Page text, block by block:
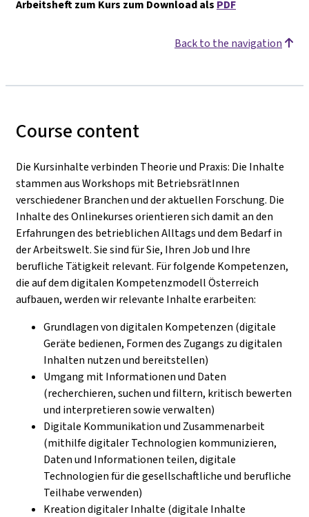
Arbeitsheft zum Kurs zum Download als PDF
Back to the navigation
Course content
Die Kursinhalte verbinden Theorie und Praxis: Die Inhalte
stammen aus Workshops mit BetriebsrätInnen
verschiedener Branchen und der aktuellen Forschung. Die
Inhalte des Onlinekurses orientieren sich damit an den
Erfahrungen des betrieblichen Alltags und dem Bedarf in
der Arbeitswelt. Sie sind für Sie, Ihren Job und Ihre
berufliche Tätigkeit relevant. Für folgende Kompetenzen,
die auf dem digitalen Kompetenzmodell Österreich
aufbauen, werden wir relevante Inhalte erarbeiten:
Grundlagen von digitalen Kompetenzen (digitale
Geräte bedienen, Formen des Zugangs zu digitalen
Inhalten nutzen und bereitstellen)
Umgang mit Informationen und Daten
(recherchieren, suchen und filtern, kritisch bewerten
und interpretieren sowie verwalten)
Digitale Kommunikation und Zusammenarbeit
(mithilfe digitaler Technologien kommunizieren,
Daten und Informationen teilen, digitale
Technologien für die gesellschaftliche und berufliche
Teilhabe verwenden)
Kreation digitaler Inhalte (digitale Inhalte